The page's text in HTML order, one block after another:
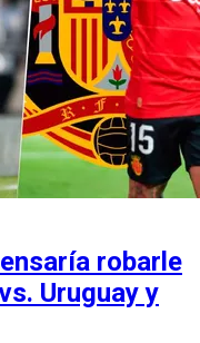
robarle
Uruguay y